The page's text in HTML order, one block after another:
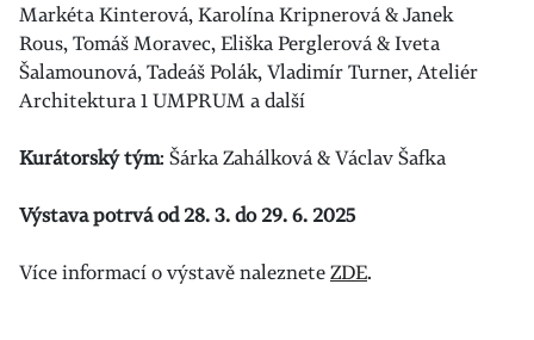
Markéta Kinterová, Karolína Kripnerová & Janek
Rous, Tomáš Moravec, Eliška Perglerová & Iveta
Šalamounová, Tadeáš Polák, Vladimír Turner, Ateliér
Architektura 1 UMPRUM a další
Kurátorský tým: Šárka Zahálková & Václav Šafka
Výstava potrvá od 28. 3. do 29. 6. 2025
Více informací o výstavě nalezneteZDE.